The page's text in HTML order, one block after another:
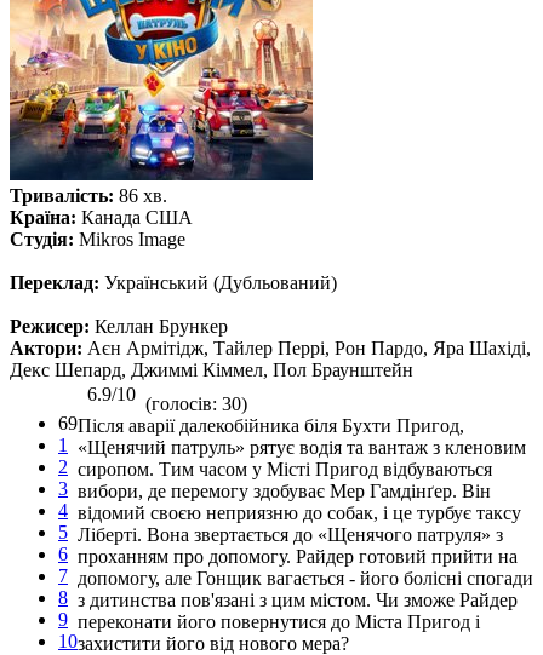
Тривалість: 86 хв.
Країна: Канада США
Студія: Mikros Image
Переклад: Український (Дубльований)
Режисер: Келлан Брункер
Актори: Аєн Армітідж, Тайлер Перрі, Рон Пардо, Яра Шахіді,
Декс Шепард, Джиммі Кіммел, Пол Браунштейн
69
1
2
3
4
5
6
7
8
9
10
6.9/10 (голосів: 30)
Після аварії далекобійника біля Бухти Пригод,
«Щенячий патруль» рятує водія та вантаж з кленовим
сиропом. Тим часом у Місті Пригод відбуваються
вибори, де перемогу здобуває Мер Гамдінґер. Він
відомий своєю неприязню до собак, і це турбує таксу
Ліберті. Вона звертається до «Щенячого патруля» з
проханням про допомогу. Райдер готовий прийти на
допомогу, але Гонщик вагається - його болісні спогади
з дитинства пов'язані з цим містом. Чи зможе Райдер
переконати його повернутися до Міста Пригод і
захистити його від нового мера?